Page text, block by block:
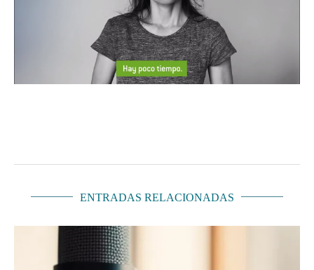
ENTRADAS RELACIONADAS